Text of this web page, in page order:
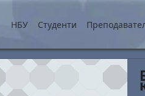
НБУ Студенти